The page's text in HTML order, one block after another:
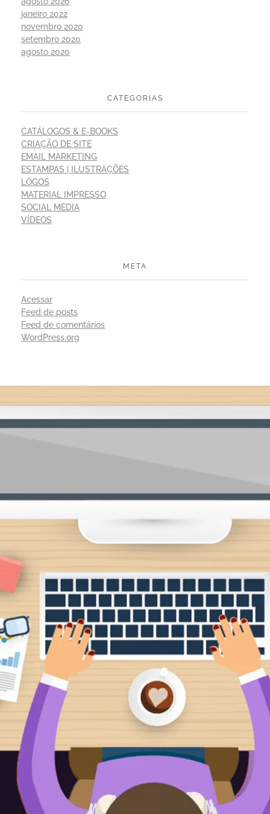
janeiro 2022
novembro 2020
setembro 2020
agosto 2020
CATEGORIAS
CATÁLOGOS & E-BOOKS
CRIAÇÃO DE SITE
EMAIL MARKETING
ESTAMPAS | ILUSTRAÇÕES
LOGOS
MATERIAL IMPRESSO
SOCIAL MEDIA
VÍDEOS
META
Acessar
Feed de posts
Feed de comentários
WordPress.org